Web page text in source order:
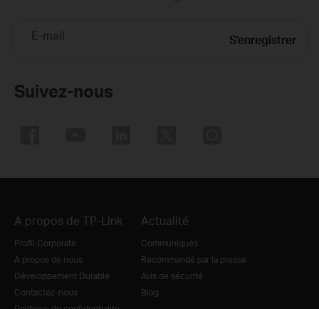
E-mail S'enregistrer
Suivez-nous
A propos de TP-Link
Profil Corporate
A propos de nous
Développement Durable
Contactez-nous
Actualité
Communiqués
Recommandé par la presse
Avis de sécurité
Blog